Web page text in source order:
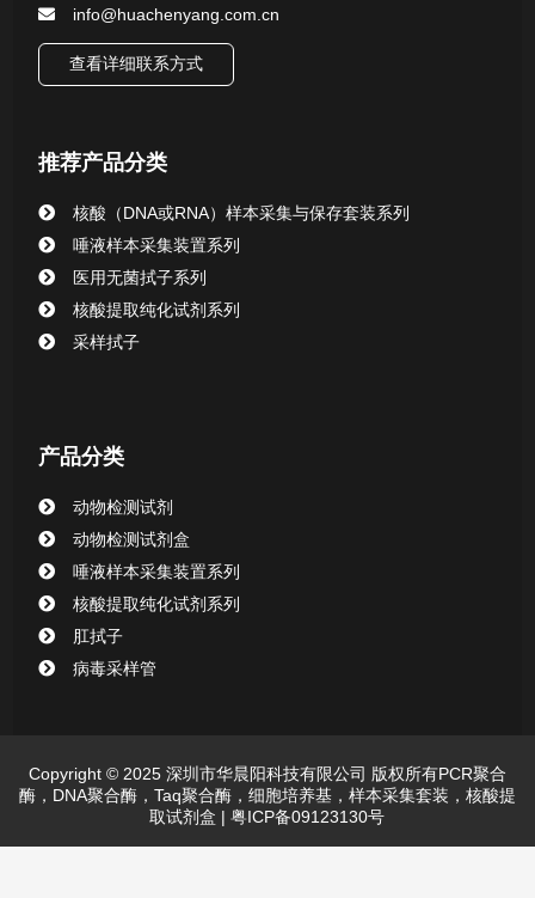
核酸（DNA&RNA）样本采集与保存套装系列
唾液样本采集装置系列
清洁验证棉签系列
动物检测试剂
info@huachenyang.com.cn
查看详细联系方式
推荐产品分类
核酸（DNA或RNA）样本采集与保存套装系列
唾液样本采集装置系列
医用无菌拭子系列
核酸提取纯化试剂系列
采样拭子
产品分类
动物检测试剂
动物检测试剂盒
唾液样本采集装置系列
核酸提取纯化试剂系列
肛拭子
病毒采样管
Copyright © 2025 深圳市华晨阳科技有限公司 版权所有PCR聚合
酶，DNA聚合酶，Taq聚合酶，细胞培养基，样本采集套装，核酸提
取试剂盒 | 粤ICP备09123130号